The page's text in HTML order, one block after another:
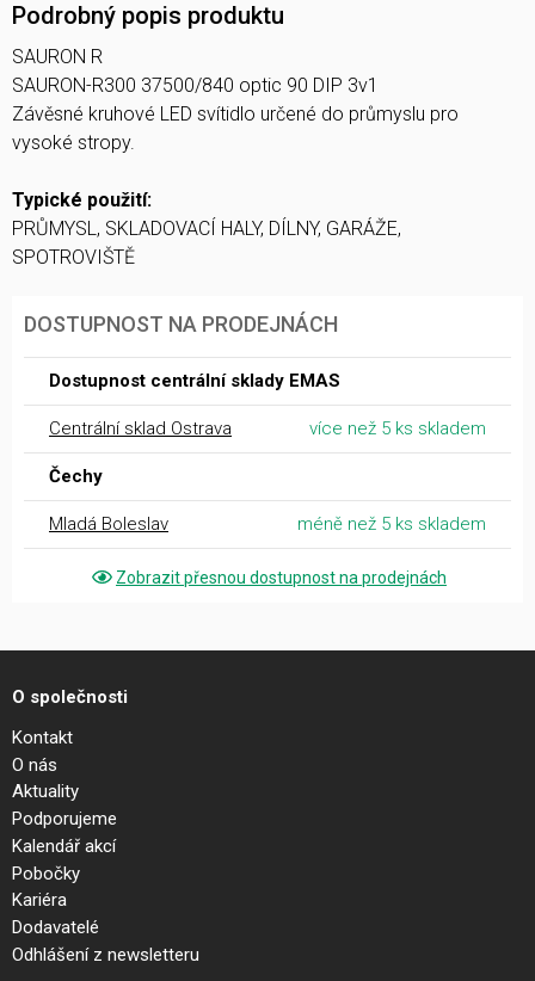
Podrobný popis produktu
SAURON R
SAURON-R300 37500/840 optic 90 DIP 3v1
Závěsné kruhové LED svítidlo určené do průmyslu pro
vysoké stropy.
Typické použití:
PRŮMYSL, SKLADOVACÍ HALY, DÍLNY, GARÁŽE,
SPOTROVIŠTĚ
DOSTUPNOST NA PRODEJNÁCH
Dostupnost centrální sklady EMAS
Centrální sklad Ostrava více než 5 ks skladem
Čechy
Mladá Boleslav méně než 5 ks skladem
Zobrazit přesnou dostupnost na prodejnách
O společnosti
Kontakt
O nás
Aktuality
Podporujeme
Kalendář akcí
Pobočky
Kariéra
Dodavatelé
Odhlášení z newsletteru